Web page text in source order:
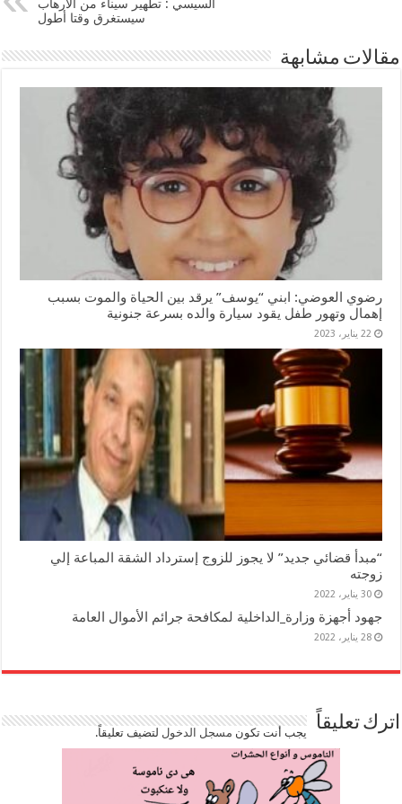
السيسي : تطهير سيناء من الارهاب
سيستغرق وقتا أطول
مقالات مشابهة
رضوي العوضي: ابني “يوسف” يرقد بين الحياة والموت بسبب
إهمال وتهور طفل يقود سيارة والده بسرعة جنونية
22 يناير، 2023
“مبدأ قضائي جديد” لا يجوز للزوج إسترداد الشقة المباعة إلي
زوجته
30 يناير، 2022
جهود أجهزة وزارة_الداخلية لمكافحة جرائم الأموال العامة
28 يناير، 2022
اترك تعليقاً يجب أنت تكون مسجل الدخوللتضيف تعليقاً.